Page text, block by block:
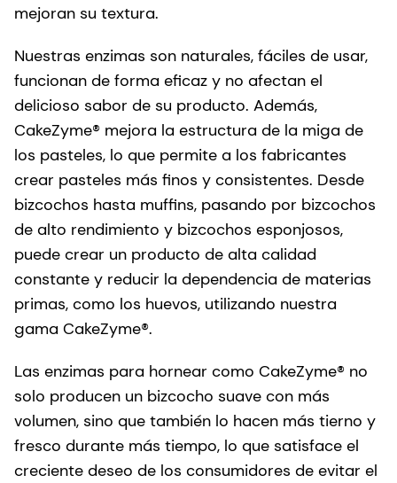
mejoran su textura.
Nuestras enzimas son naturales, fáciles de usar,
funcionan de forma eficaz y no afectan el
delicioso sabor de su producto. Además,
CakeZyme® mejora la estructura de la miga de
los pasteles, lo que permite a los fabricantes
crear pasteles más finos y consistentes. Desde
bizcochos hasta muffins, pasando por bizcochos
de alto rendimiento y bizcochos esponjosos,
puede crear un producto de alta calidad
constante y reducir la dependencia de materias
primas, como los huevos, utilizando nuestra
gama CakeZyme®.
Las enzimas para hornear como CakeZyme® no
solo producen un bizcocho suave con más
volumen, sino que también lo hacen más tierno y
fresco durante más tiempo, lo que satisface el
creciente deseo de los consumidores de evitar el